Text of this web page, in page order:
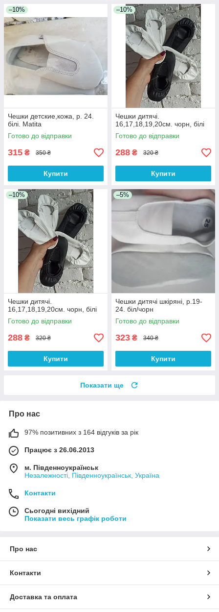
–10%
Чешки детские,кожа, р. 24.
білі. Matita
Готово до відправки
315 ₴ 350 ₴
Купити
–10%
Чешки дитячі.
16,17,18,19,20см. чорн, білі
Готово до відправки
288 ₴ 320 ₴
Купити
–10%
Чешки дитячі.
16,17,18,19,20см. чорн, білі
Готово до відправки
288 ₴ 320 ₴
Купити
–5%
Чешки дитячі шкіряні, р.19-
24. біл/чорн
Готово до відправки
323 ₴ 340 ₴
Купити
Показати ще
Про нас
97% позитивних з 164 відгуків за рік
Працює з 26.06.2013
м. Південноукраїнськ
Незалежності, Південноукраїнськ, Україна
Контакти
Сьогодні вихідний
Показати весь графік роботи
Про нас
Контакти
Доставка та оплата